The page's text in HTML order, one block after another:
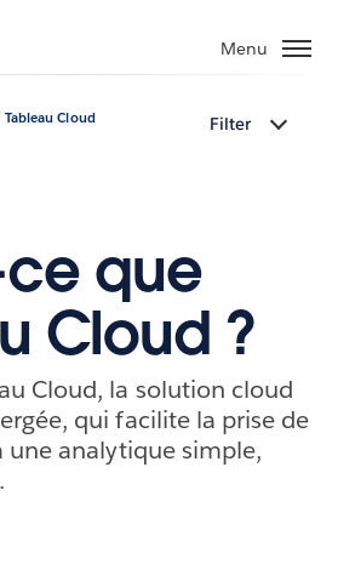
Menu
Tableau Cloud Filter
que
Cloud ?
Cloud, la solution cloud
qui facilite la prise de
une analytique simple,